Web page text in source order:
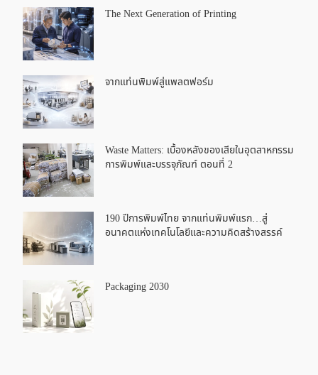
The Next Generation of Printing
จากแท่นพิมพ์สู่แพลตฟอร์ม
Waste Matters: เบื้องหลังของเสียในอุตสาหกรรม
การพิมพ์และบรรจุภัณฑ์ ตอนที่ 2
190 ปีการพิมพ์ไทย จากแท่นพิมพ์แรก…สู่
อนาคตแห่งเทคโนโลยีและความคิดสร้างสรรค์
Packaging 2030